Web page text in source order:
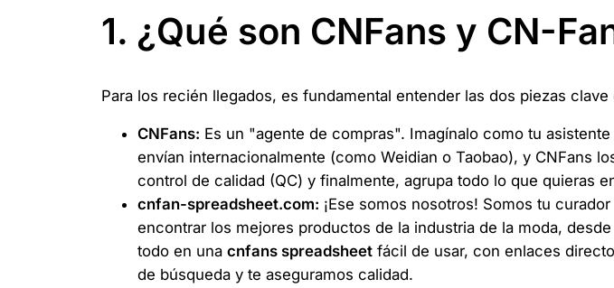
1. ¿Qué son CNFans y CN-
Para los recién llegados, es fundamental entender las dos piezas
CNFans: Es un "agente de compras". Imagínalo como tu
envían internacionalmente (como Weidian o Taobao), y CNFans
control de calidad (QC) y finalmente, agrupa todo lo que quieras
cnfan-spreadsheet.com: ¡Ese somos nosotros! Somos tu
encontrar los mejores productos de la industria de la moda,
todo en una cnfans spreadsheet fácil de usar, con enlaces
de búsqueda y te aseguramos calidad.